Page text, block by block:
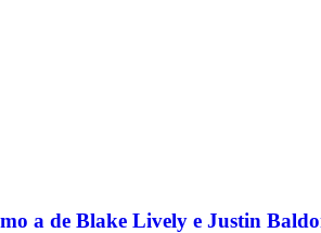
a de Blake Lively e Justin